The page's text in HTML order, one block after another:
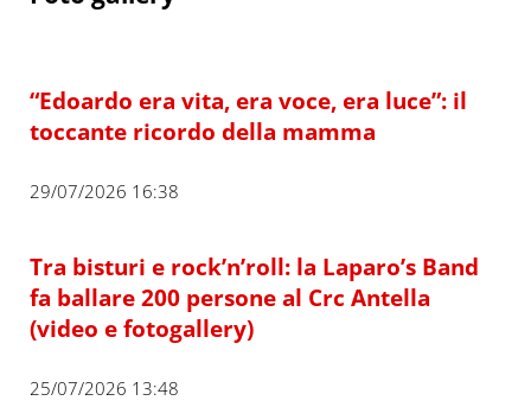
“Edoardo era vita, era voce, era luce”: il
toccante ricordo della mamma
29/07/2026 16:38
Tra bisturi e rock’n’roll: la Laparo’s Band
fa ballare 200 persone al Crc Antella
(video e fotogallery)
25/07/2026 13:48